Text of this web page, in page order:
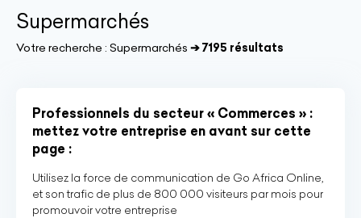
Supermarchés
Votre recherche : Supermarchés ➔ 7195 résultats
Professionnels du secteur « Commerces » :
mettez votre entreprise en avant sur cette
page :
Utilisez la force de communication de Go Africa Online,
et son trafic de plus de 800 000 visiteurs par mois pour
promouvoir votre entreprise